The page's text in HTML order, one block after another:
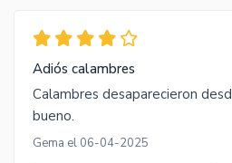
Adiós calambres
Calambres desaparecieron
bueno.
Gema el 06-04-2025